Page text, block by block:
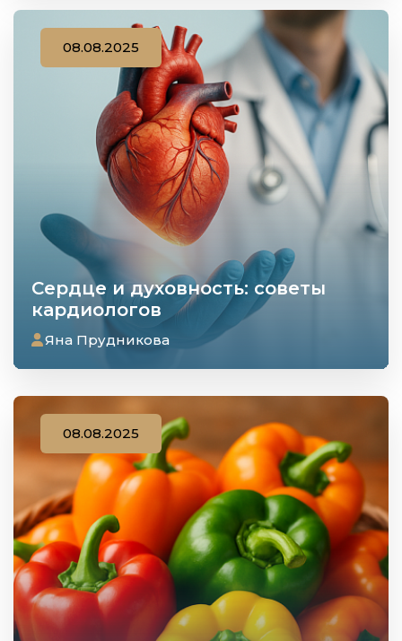
Сердце и духовность: советы
кардиологов
08.08.2025
Яна Прудникова
08.08.2025